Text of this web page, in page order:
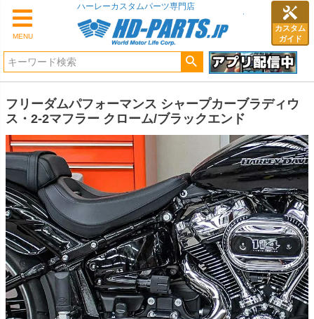
MENU
カスタム
ガイド
ハーレーカスタムパーツ専門店
フリーダムパフォーマンス シャープカーブラディウ
ス・2-2マフラー クローム/ブラックエンド